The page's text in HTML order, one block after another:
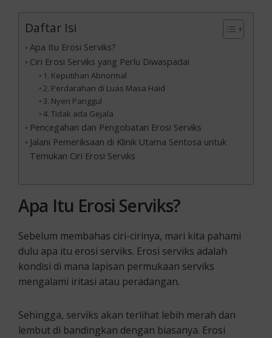
Daftar Isi
Apa Itu Erosi Serviks?
Ciri Erosi Serviks yang Perlu Diwaspadai
1. Keputihan Abnormal
2. Perdarahan di Luas Masa Haid
3. Nyeri Panggul
4. Tidak ada Gejala
Pencegahan dan Pengobatan Erosi Serviks
Jalani Pemeriksaan di Klinik Utama Sentosa untuk
Temukan Ciri Erosi Serviks
Apa Itu Erosi Serviks?
Sebelum membahas ciri-cirinya, mari kita pahami
dulu apa itu erosi serviks. Erosi serviks adalah
kondisi di mana lapisan permukaan serviks
mengalami iritasi atau peradangan.
Sehingga, serviks akan terlihat lebih merah dan
lembut di bandingkan dengan biasanya. Erosi